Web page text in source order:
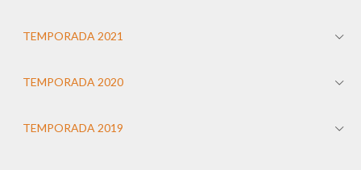
TEMPORADA 2021
TEMPORADA 2020
TEMPORADA 2019